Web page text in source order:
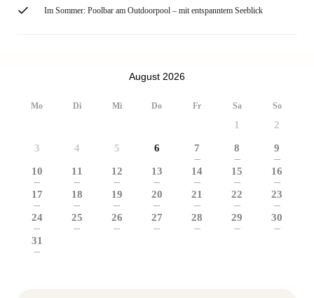
Im Sommer: Poolbar am Outdoorpool – mit entspanntem Seeblick
August 2026
Mo Di Mi Do Fr Sa So
1 2
3 4 5 6 7
---
8
---
9
---
10
---
11
---
12
---
13
---
14
---
15
---
16
---
17
---
18
---
19
---
20
---
21
---
22
---
23
---
24
---
25
---
26
---
27
---
28
---
29
---
30
---
31
---